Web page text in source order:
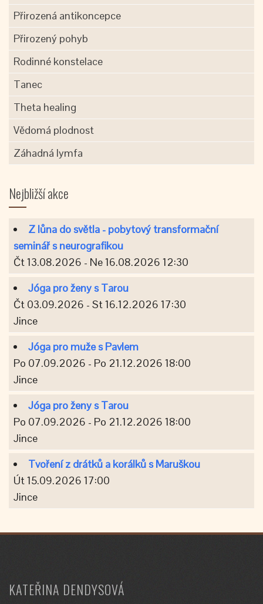
Přirozená antikoncepce
Přirozený pohyb
Rodinné konstelace
Tanec
Theta healing
Vědomá plodnost
Záhadná lymfa
Nejbližší akce
Z lůna do světla - pobytový transformační
seminář s neurografikou
Čt 13.08.2026 - Ne 16.08.2026 12:30
Jóga pro ženy s Tarou
Čt 03.09.2026 - St 16.12.2026 17:30
Jince
Jóga pro muže s Pavlem
Po 07.09.2026 - Po 21.12.2026 18:00
Jince
Jóga pro ženy s Tarou
Po 07.09.2026 - Po 21.12.2026 18:00
Jince
Tvoření z drátků a korálků s Maruškou
Út 15.09.2026 17:00
Jince
KATEŘINA DENDYSOVÁ